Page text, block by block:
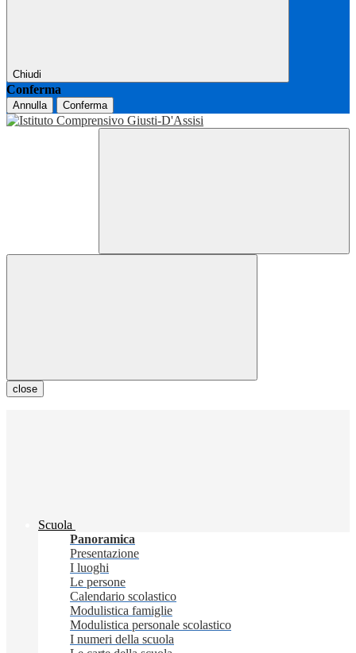
Chiudi
Conferma
Annulla Conferma
close
Scuola
Panoramica
Presentazione
I luoghi
Le persone
Calendario scolastico
Modulistica famiglie
Modulistica personale scolastico
I numeri della scuola